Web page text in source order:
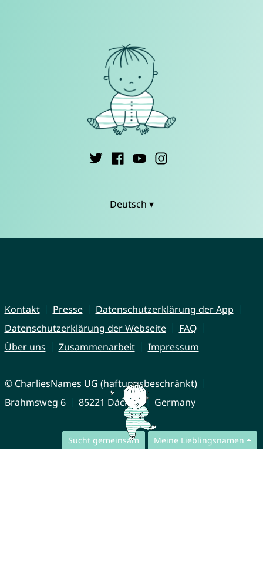
Sucht gemeinsam Meine Lieblingsnamen
Deutsch ▾
Kontakt Presse
Datenschutzerklärung der App
Datenschutzerklärung der Webseite
FAQ
Über uns
Zusammenarbeit Impressum
© CharliesNames UG (haftungsbeschränkt)
Brahmsweg 6
85221 Dachau Germany